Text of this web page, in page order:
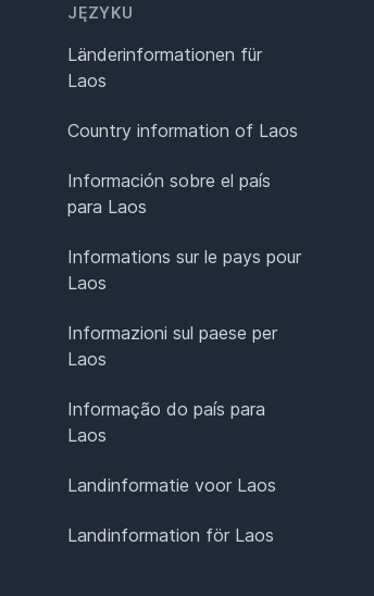
JĘZYKU
Länderinformationen für
Laos
Country information of Laos
Información sobre el país
para Laos
Informations sur le pays pour
Laos
Informazioni sul paese per
Laos
Informação do país para
Laos
Landinformatie voor Laos
Landinformation för Laos